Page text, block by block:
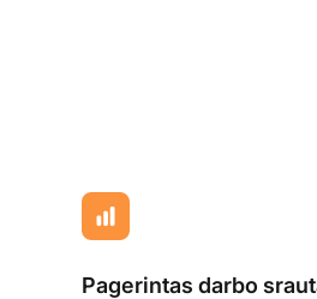
Pagerintas darbo